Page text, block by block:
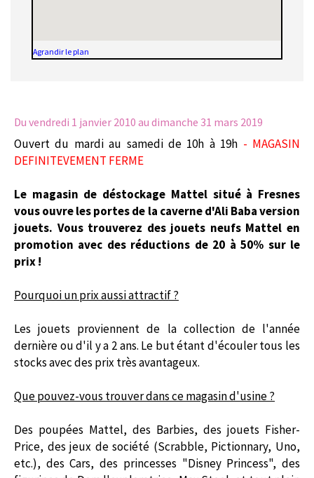
Agrandir le plan
Du vendredi 1 janvier 2010 au dimanche 31 mars 2019
Ouvert du mardi au samedi de 10h à 19h - MAGASIN
DEFINITEVEMENT FERME
Le magasin de déstockage Mattel situé à Fresnes
vous ouvre les portes de la caverne d'Ali Baba version
jouets. Vous trouverez des jouets neufs Mattel en
promotion avec des réductions de 20 à 50% sur le
prix !
Pourquoi un prix aussi attractif ?
Les jouets proviennent de la collection de l'année
dernière ou d'il y a 2 ans. Le but étant d'écouler tous les
stocks avec des prix très avantageux.
Que pouvez-vous trouver dans ce magasin d'usine ?
Des poupées Mattel, des Barbies, des jouets Fisher-
Price, des jeux de société (Scrabble, Pictionnary, Uno,
etc.), des Cars, des princesses "Disney Princess", des